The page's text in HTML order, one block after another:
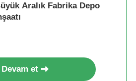
Aralık Fabrika Depo
Devam et